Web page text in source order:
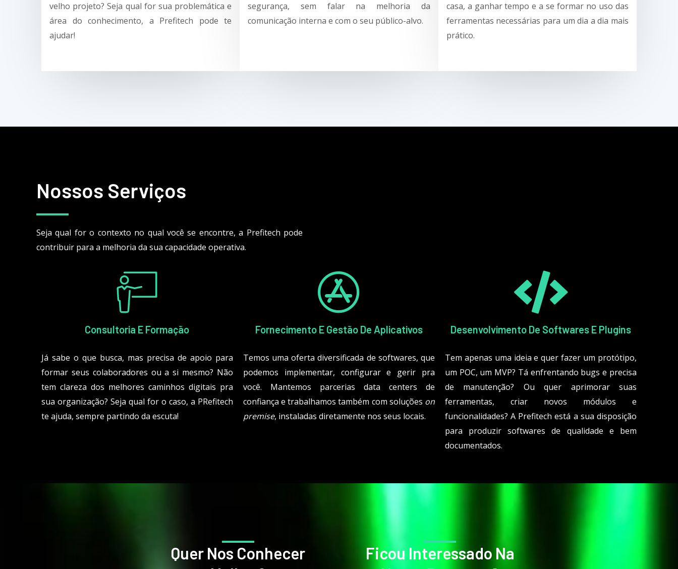
velho projeto? Seja qual for sua problemática e
área do conhecimento, a Prefitech pode te
ajudar!
segurança, sem falar na melhoria da
comunicação interna e com o seu público-alvo.
casa, a ganhar tempo e a se formar no uso das
ferramentas necessárias para um dia a dia mais
prático.
Nossos Serviços
Seja qual for o contexto no qual você se encontre, a Prefitech pode
contribuir para a melhoria da sua capacidade operativa.
Consultoria E Formação
Já sabe o que busca, mas precisa de apoio para
formar seus colaboradores ou a si mesmo? Não
tem clareza dos melhores caminhos digitais pra
sua organização? Seja qual for o caso, a PRefitech
te ajuda, sempre partindo da escuta!
Fornecimento E Gestão De Aplicativos
Temos uma oferta diversificada de softwares, que
podemos implementar, configurar e gerir pra
você. Mantemos parcerias data centers de
confiança e trabalhamos também com soluções on
premise, instaladas diretamente nos seus locais.
Desenvolvimento De Softwares E Plugins
Tem apenas uma ideia e quer fazer um protótipo,
um POC, um MVP? Tá enfrentando bugs e precisa
de manutenção? Ou quer aprimorar suas
ferramentas, criar novos módulos e
funcionalidades? A Prefitech está a sua disposição
para produzir softwares de qualidade e bem
documentados.
Quer Nos Conhecer
Ficou Interessado Na